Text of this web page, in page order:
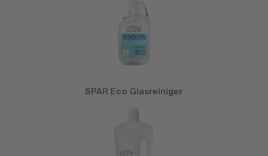
SPAR Eco Glasreiniger